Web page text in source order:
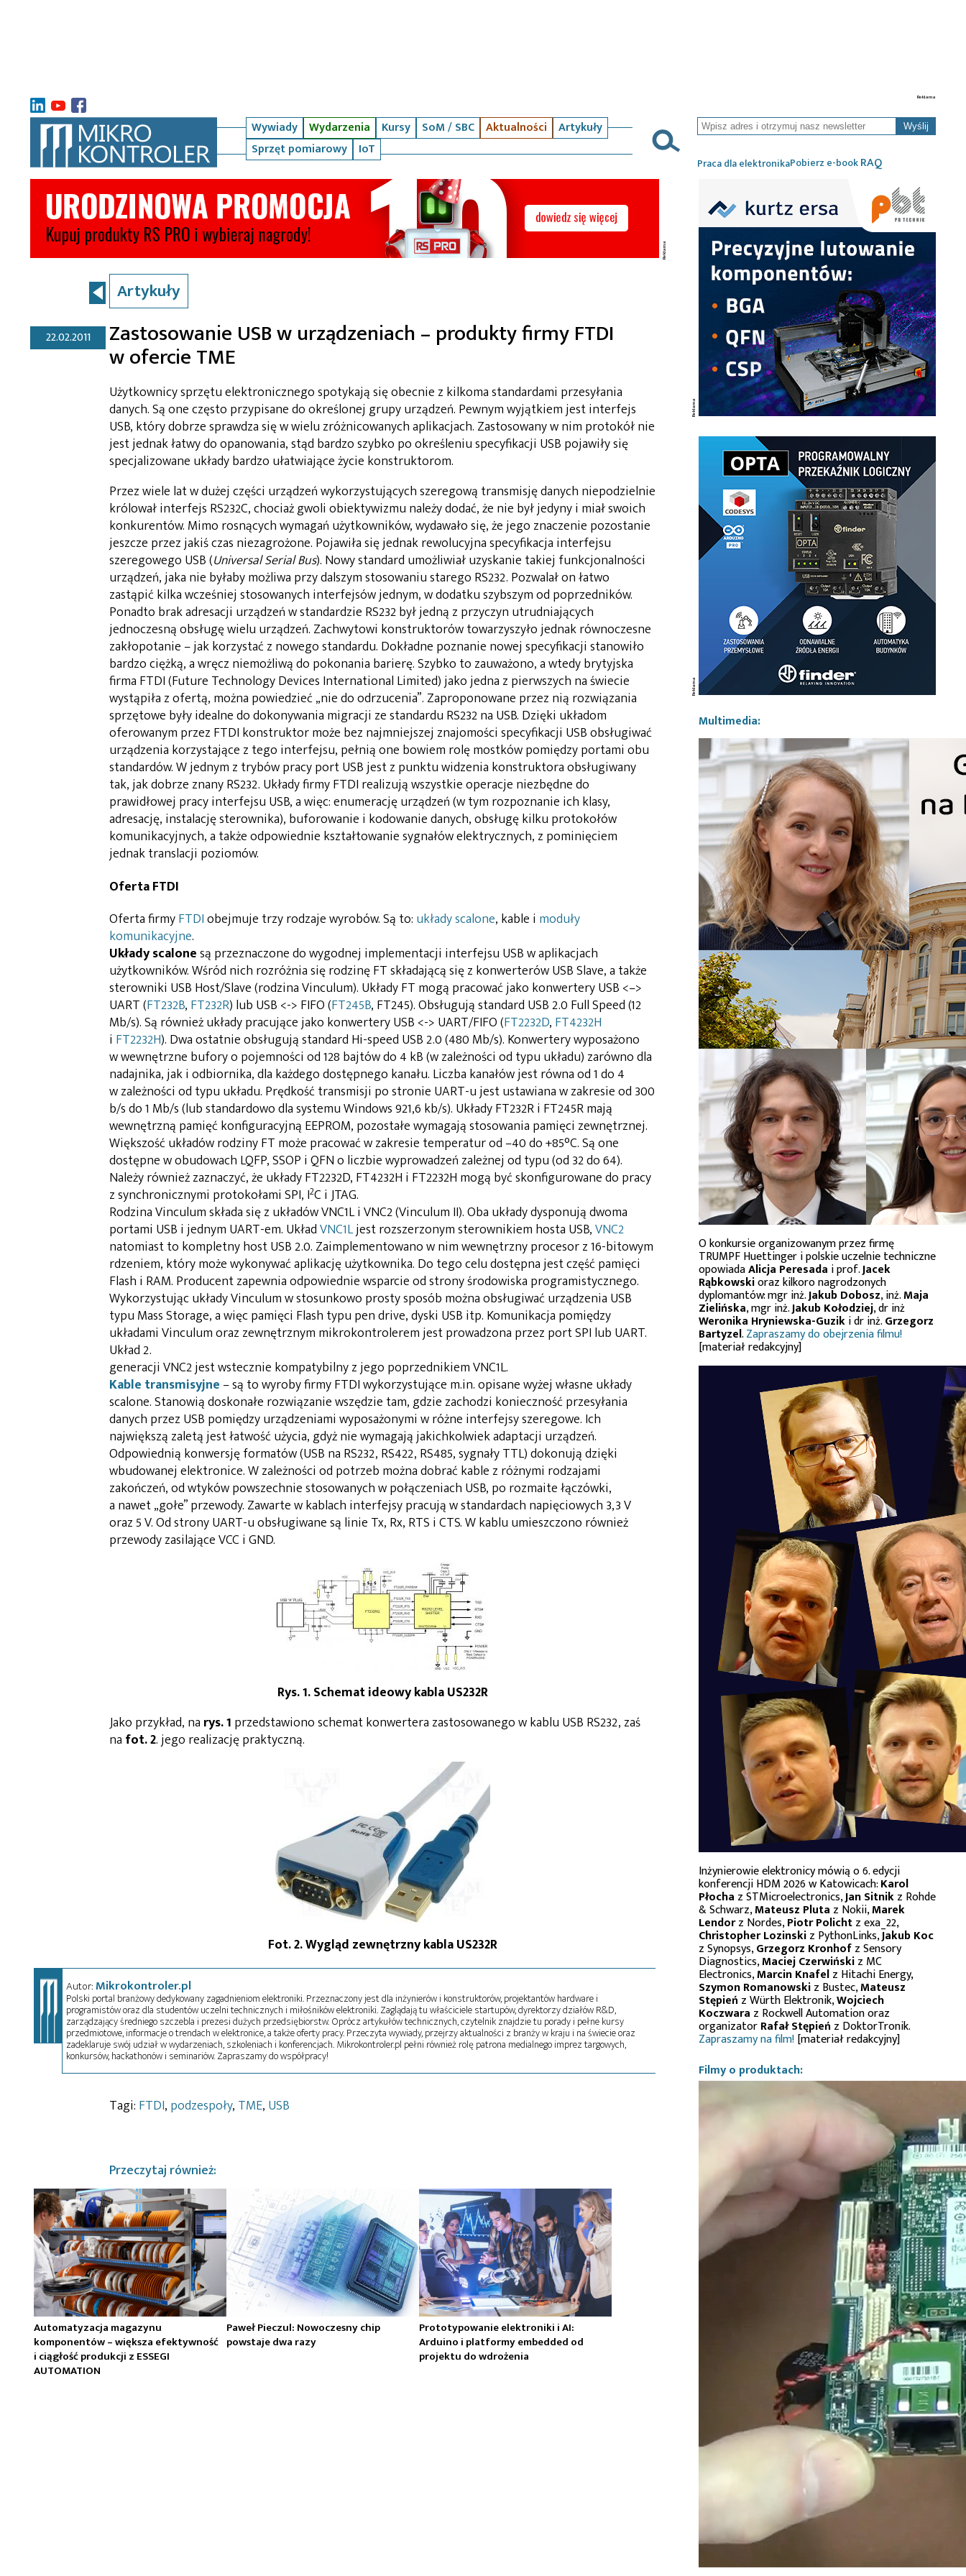
Wywiady Wydarzenia Kursy SoM / SBC Aktualności
Artykuły
Sprzęt pomiarowy
IoT
Wyślij
Praca dla elektronikaPobierz e-bookRAQ
Artykuły
22.02.2011 Zastosowanie USB w urządzeniach – produkty firmy FTDI
w ofercie TME
Użytkownicy sprzętu elektronicznego spotykają się obecnie z kilkoma standardami przesyłania
danych. Są one często przypisane do określonej grupy urządzeń. Pewnym wyjątkiem jest interfejs
USB, który dobrze sprawdza się w wielu zróżnicowanych aplikacjach. Zastosowany w nim protokół nie
jest jednak łatwy do opanowania, stąd bardzo szybko po określeniu specyfikacji USB pojawiły się
specjalizowane układy bardzo ułatwiające życie konstruktorom.
Przez wiele lat w dużej części urządzeń wykorzystujących szeregową transmisję danych niepodzielnie
królował interfejs RS232C, chociaż gwoli obiektywizmu należy dodać, że nie był jedyny i miał swoich
konkurentów. Mimo rosnących wymagań użytkowników, wydawało się, że jego znaczenie pozostanie
jeszcze przez jakiś czas niezagrożone. Pojawiła się jednak rewolucyjna specyfikacja interfejsu
szeregowego USB (Universal Serial Bus). Nowy standard umożliwiał uzyskanie takiej funkcjonalności
urządzeń, jaka nie byłaby możliwa przy dalszym stosowaniu starego RS232. Pozwalał on łatwo
zastąpić kilka wcześniej stosowanych interfejsów jednym, w dodatku szybszym od poprzedników.
Ponadto brak adresacji urządzeń w standardzie RS232 był jedną z przyczyn utrudniających
jednoczesną obsługę wielu urządzeń. Zachwytowi konstruktorów towarzyszyło jednak równoczesne
zakłopotanie – jak korzystać z nowego standardu. Dokładne poznanie nowej specyfikacji stanowiło
bardzo ciężką, a wręcz niemożliwą do pokonania barierę. Szybko to zauważono, a wtedy brytyjska
firma FTDI (Future Technology Devices International Limited) jako jedna z pierwszych na świecie
wystąpiła z ofertą, można powiedzieć „nie do odrzucenia”. Zaproponowane przez nią rozwiązania
sprzętowe były idealne do dokonywania migracji ze standardu RS232 na USB. Dzięki układom
oferowanym przez FTDI konstruktor może bez najmniejszej znajomości specyfikacji USB obsługiwać
urządzenia korzystające z tego interfejsu, pełnią one bowiem rolę mostków pomiędzy portami obu
standardów. W jednym z trybów pracy port USB jest z punktu widzenia konstruktora obsługiwany
tak, jak dobrze znany RS232. Układy firmy FTDI realizują wszystkie operacje niezbędne do
prawidłowej pracy interfejsu USB, a więc: enumerację urządzeń (w tym rozpoznanie ich klasy,
adresację, instalację sterownika), buforowanie i kodowanie danych, obsługę kilku protokołów
komunikacyjnych, a także odpowiednie kształtowanie sygnałów elektrycznych, z pominięciem
jednak translacji poziomów.
Oferta FTDI
Oferta firmyFTDIobejmuje trzy rodzaje wyrobów. Są to: układy scalone, kable i moduły
komunikacyjne.
Układy scalonesą przeznaczone do wygodnej implementacji interfejsu USB w aplikacjach
użytkowników. Wśród nich rozróżnia się rodzinę FT składającą się z konwerterów USB Slave, a także
sterowniki USB Host/Slave (rodzina Vinculum). Układy FT mogą pracować jako konwertery USB <–>
UART (FT232B, FT232R) lub USB <-> FIFO (FT245B, FT245). Obsługują standard USB 2.0 Full Speed (12
Mb/s). Są również układy pracujące jako konwertery USB <-> UART/FIFO (FT2232D, FT4232H
i FT2232H). Dwa ostatnie obsługują standard Hi-speed USB 2.0 (480 Mb/s). Konwertery wyposażono
w wewnętrzne bufory o pojemności od 128 bajtów do 4 kB (w zależności od typu układu) zarówno dla
nadajnika, jak i odbiornika, dla każdego dostępnego kanału. Liczba kanałów jest równa od 1 do 4
w zależności od typu układu. Prędkość transmisji po stronie UART-u jest ustawiana w zakresie od 300
b/s do 1 Mb/s (lub standardowo dla systemu Windows 921,6 kb/s). Układy FT232R i FT245R mają
wewnętrzną pamięć konfiguracyjną EEPROM, pozostałe wymagają stosowania pamięci zewnętrznej.
Większość układów rodziny FT może pracować w zakresie temperatur od –40 do +85°C. Są one
dostępne w obudowach LQFP, SSOP i QFN o liczbie wyprowadzeń zależnej od typu (od 32 do 64).
Należy również zaznaczyć, że układy FT2232D, FT4232H i FT2232H mogą być skonfigurowane do pracy
z synchronicznymi protokołami SPI, I2C i JTAG.
Rodzina Vinculum składa się z układów VNC1L i VNC2 (Vinculum II). Oba układy dysponują dwoma
portami USB i jednym UART-em. UkładVNC1Ljest rozszerzonym sterownikiem hosta USB,VNC2
natomiast to kompletny host USB 2.0. Zaimplementowano w nim wewnętrzny procesor z 16-bitowym
rdzeniem, który może wykonywać aplikację użytkownika. Do tego celu dostępna jest część pamięci
Flash i RAM. Producent zapewnia odpowiednie wsparcie od strony środowiska programistycznego.
Wykorzystując układy Vinculum w stosunkowo prosty sposób można obsługiwać urządzenia USB
typu Mass Storage, a więc pamięci Flash typu pen drive, dyski USB itp. Komunikacja pomiędzy
układami Vinculum oraz zewnętrznym mikrokontrolerem jest prowadzona przez port SPI lub UART.
Układ 2.
generacji VNC2 jest wstecznie kompatybilny z jego poprzednikiem VNC1L.
Kable transmisyjne – są to wyroby firmy FTDI wykorzystujące m.in. opisane wyżej własne układy
scalone. Stanowią doskonałe rozwiązanie wszędzie tam, gdzie zachodzi konieczność przesyłania
danych przez USB pomiędzy urządzeniami wyposażonymi w różne interfejsy szeregowe. Ich
największą zaletą jest łatwość użycia, gdyż nie wymagają jakichkolwiek adaptacji urządzeń.
Odpowiednią konwersję formatów (USB na RS232, RS422, RS485, sygnały TTL) dokonują dzięki
wbudowanej elektronice. W zależności od potrzeb można dobrać kable z różnymi rodzajami
zakończeń, od wtyków powszechnie stosowanych w połączeniach USB, po rozmaite łączówki,
a nawet „gołe” przewody. Zawarte w kablach interfejsy pracują w standardach napięciowych 3,3 V
oraz 5 V. Od strony UART-u obsługiwane są linie Tx, Rx, RTS i CTS. W kablu umieszczono również
przewody zasilające VCC i GND.
Rys. 1. Schemat ideowy kabla US232R
Jako przykład, na rys. 1 przedstawiono schemat konwertera zastosowanego w kablu USB RS232, zaś
na fot. 2. jego realizację praktyczną.
Fot. 2. Wygląd zewnętrzny kabla US232R
Autor:Mikrokontroler.pl
Polski portal branżowy dedykowany zagadnieniom elektroniki. Przeznaczony jest dla inżynierów i konstruktorów, projektantów hardware i
programistów oraz dla studentów uczelni technicznych i miłośników elektroniki. Zaglądają tu właściciele startupów, dyrektorzy działów R&D,
zarządzający średniego szczebla i prezesi dużych przedsiębiorstw. Oprócz artykułów technicznych, czytelnik znajdzie tu porady i pełne kursy
przedmiotowe, informacje o trendach w elektronice, a także oferty pracy. Przeczyta wywiady, przejrzy aktualności z branży w kraju i na świecie oraz
zadeklaruje swój udział w wydarzeniach, szkoleniach i konferencjach. Mikrokontroler.pl pełni również rolę patrona medialnego imprez targowych,
konkursów, hackathonów i seminariów. Zapraszamy do współpracy!
Tagi: FTDI, podzespoły, TME, USB
Przeczytaj również:
Automatyzacja magazynu
komponentów – większa efektywność
i ciągłość produkcji z ESSEGI
AUTOMATION
Paweł Pieczul: Nowoczesny chip
powstaje dwa razy
Prototypowanie elektroniki i AI:
Arduino i platformy embedded od
projektu do wdrożenia
Multimedia:
O konkursie organizowanym przez firmę
TRUMPF Huettinger i polskie uczelnie techniczne
opowiadaAlicja Peresada i prof.Jacek
Rąbkowskioraz kilkoro nagrodzonych
dyplomantów: mgr inż.Jakub Dobosz, inż.Maja
Zielińska, mgr inż.Jakub Kołodziej, dr inż
Weronika Hryniewska-Guziki dr inż.Grzegorz
Bartyzel.Zapraszamy do obejrzenia filmu!
[materiał redakcyjny]
Inżynierowie elektronicy mówią o 6. edycji
konferencji HDM 2026 w Katowicach:Karol
Płocha z STMicroelectronics,Jan Sitnikz Rohde
& Schwarz,Mateusz Pluta z Nokii,Marek
Lendorz Nordes,Piotr Polichtz exa_22,
Christopher Lozinskiz PythonLinks,Jakub Koc
z Synopsys,Grzegorz Kronhofz Sensory
Diagnostics,Maciej Czerwińskiz MC
Electronics,Marcin Knafelz Hitachi Energy,
Szymon Romanowskiz Bustec,Mateusz
Stępień z Würth Elektronik,Wojciech
Koczwara z Rockwell Automation oraz
organizatorRafał Stępień z DoktorTronik.
Zapraszamy na film![materiał redakcyjny]
Filmy o produktach: